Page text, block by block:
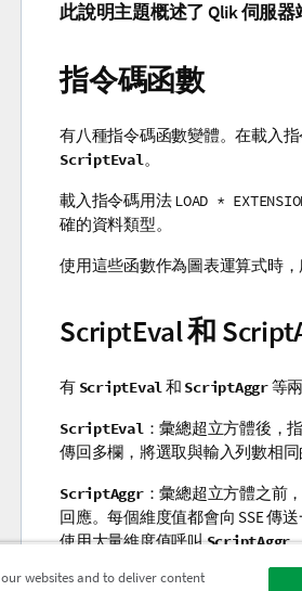
此說明主題概述了 Qlik伺服器
指令碼函數
有八種指令碼函數變體。在載入
ScriptEval 。
載入指令碼用法LOAD *
確的資料類型。
使用這些函數作為圖表運算式時
ScriptEval 和
有 ScriptEval和 ScriptAggr等
ScriptEval ：彙總超立方體後，
傳回多欄，將選取與輸入列數相
ScriptAggr：彙總超立方體之前
回應。每個維度值都會向 SSE 傳
使用大量維度值呼叫ScriptAggr
websites and to deliver content